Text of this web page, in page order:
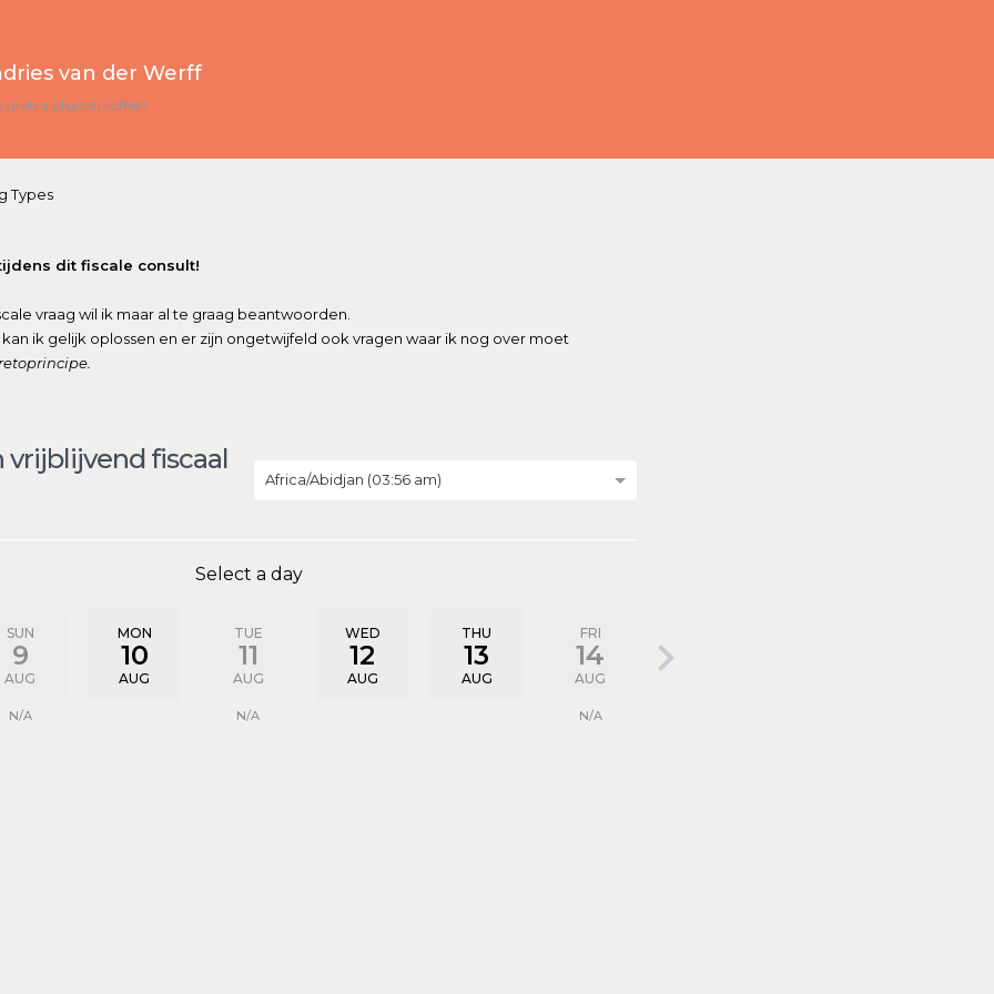
van der Werff
grab a (digital) coffee?
Types
dit fiscale consult!
vraag wil ik maar al te graag beantwoorden.
ik gelijk oplossen en er zijn ongetwijfeld ook vragen waar ik nog over moet
vrijblijvend fiscaal
Africa/Abidjan (03:56 am)
Select a day
SUN
9
AUG
N/A
MON
10
AUG
TUE
11
AUG
N/A
WED
12
AUG
THU
13
AUG
FRI
14
AUG
N/A
keyboard_arrow_right